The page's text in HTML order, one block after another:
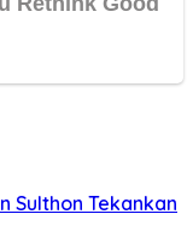
Sulthon Tekankan